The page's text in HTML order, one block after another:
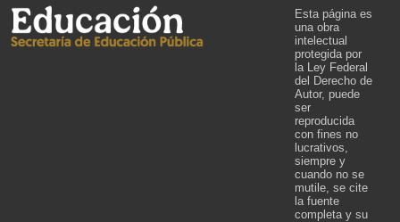
Esta página es
una obra
intelectual
protegida por
la Ley Federal
del Derecho de
Autor, puede
ser
reproducida
con fines no
lucrativos,
siempre y
cuando no se
mutile, se cite
la fuente
completa y su